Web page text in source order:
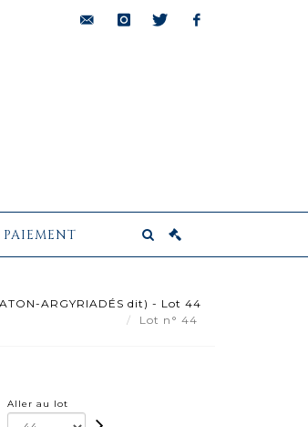
PAIEMENT
ARGYRIADÉS dit) - Lot 44
Lot n° 44
Aller au lot